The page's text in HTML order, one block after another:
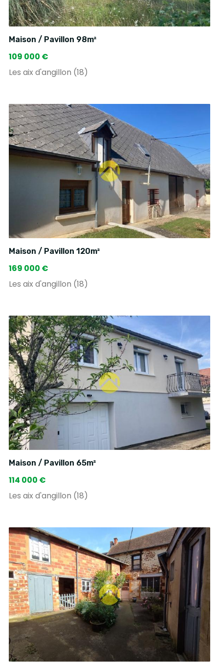
Maison / Pavillon 98m²
109 000 €
Les aix d'angillon (18)
Maison / Pavillon 120m²
169 000 €
Les aix d'angillon (18)
Maison / Pavillon 65m²
114 000 €
Les aix d'angillon (18)